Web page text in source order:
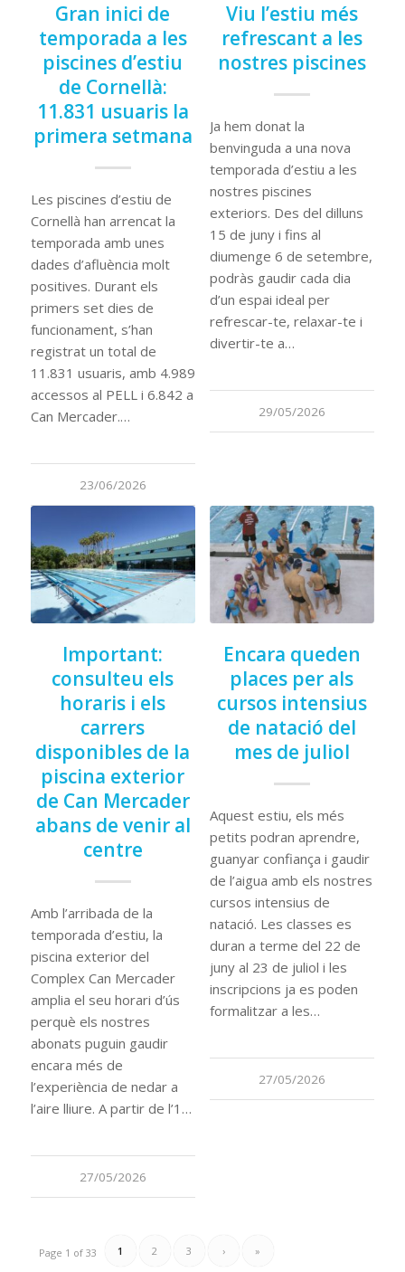
Gran inici de
temporada a les
piscines d’estiu
de Cornellà:
11.831 usuaris la
primera setmana
Les piscines d’estiu de
Cornellà han arrencat la
temporada amb unes
dades d’afluència molt
positives. Durant els
primers set dies de
funcionament, s’han
registrat un total de
11.831 usuaris, amb 4.989
accessos al PELL i 6.842 a
Can Mercader.…
23/06/2026
Viu l’estiu més
refrescant a les
nostres piscines
Ja hem donat la
benvinguda a una nova
temporada d’estiu a les
nostres piscines
exteriors. Des del dilluns
15 de juny i fins al
diumenge 6 de setembre,
podràs gaudir cada dia
d’un espai ideal per
refrescar-te, relaxar-te i
divertir-te a…
29/05/2026
Important:
consulteu els
horaris i els
carrers
disponibles de la
piscina exterior
de Can Mercader
abans de venir al
centre
Amb l’arribada de la
temporada d’estiu, la
piscina exterior del
Complex Can Mercader
amplia el seu horari d’ús
perquè els nostres
abonats puguin gaudir
encara més de
l’experiència de nedar a
l’aire lliure. A partir de l’1…
27/05/2026
Encara queden
places per als
cursos intensius
de natació del
mes de juliol
Aquest estiu, els més
petits podran aprendre,
guanyar confiança i gaudir
de l’aigua amb els nostres
cursos intensius de
natació. Les classes es
duran a terme del 22 de
juny al 23 de juliol i les
inscripcions ja es poden
formalitzar a les…
27/05/2026
Page 1 of 33 1 2 3 › »